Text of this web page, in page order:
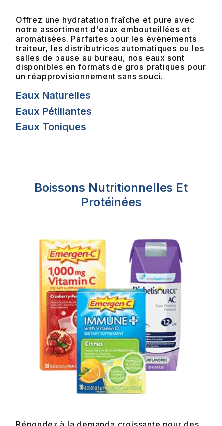
Offrez une hydratation fraîche et pure avec
notre assortiment d'eaux embouteillées et
aromatisées. Parfaites pour les événements
traiteur, les distributrices automatiques ou les
salles de pause au bureau, nos eaux sont
disponibles en formats de gros pratiques pour
un réapprovisionnement sans souci.
Eaux Naturelles
Eaux Pétillantes
Eaux Toniques
Boissons Nutritionnelles Et
Protéinées